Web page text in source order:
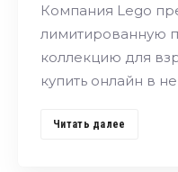
Компания Lego
лимитированную
коллекцию для
купить онлайн в
Читать далее